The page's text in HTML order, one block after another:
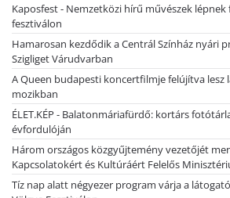
Kaposfest - Nemzetközi hírű művészek lépnek
fesztiválon
Hamarosan kezdődik a Centrál Színház nyári
Szigliget Várudvarban
A Queen budapesti koncertfilmje felújítva lesz
mozikban
ÉLET.KÉP - Balatonmáriafürdő: kortárs
évfordulóján
Három országos közgyűjtemény vezetőjét
Kapcsolatokért és Kultúráért Felelős
Tíz nap alatt négyezer program várja a